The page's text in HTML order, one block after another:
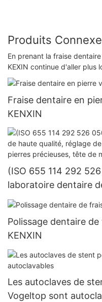
Produits
En prenant la fraise
KEXIN continue d'aller plus
Fraise dentaire en
KENXIN
(ISO 655 114 292
laboratoire dentaire
la pierre dentaire,
précieuses, tête de
Polissage dentaire
KENXIN
Les autoclaves de
Vogeltop sont